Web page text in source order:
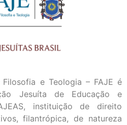
e Teologia – FAJE é
Jesuíta de Educação e
instituição de direito
filantrópica, de natureza